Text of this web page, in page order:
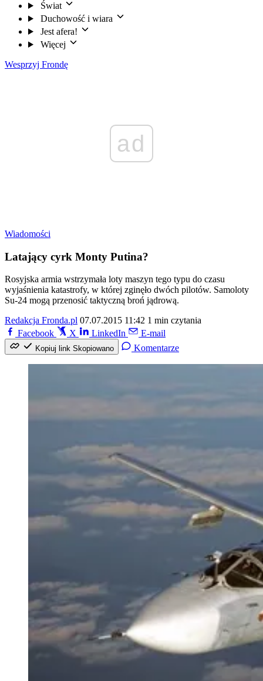
Świat
Duchowość i wiara
Jest afera!
Więcej
Wesprzyj Frondę
ad
Wiadomości
Latający cyrk Monty Putina?
Rosyjska armia wstrzymała loty maszyn tego typu do czasu
wyjaśnienia katastrofy, w której zginęło dwóch pilotów. Samoloty
Su-24 mogą przenosić taktyczną broń jądrową.
Redakcja Fronda.pl 07.07.2015 11:42 1 min czytania
Facebook
X LinkedIn E-mail
Kopiuj link Skopiowano Komentarze